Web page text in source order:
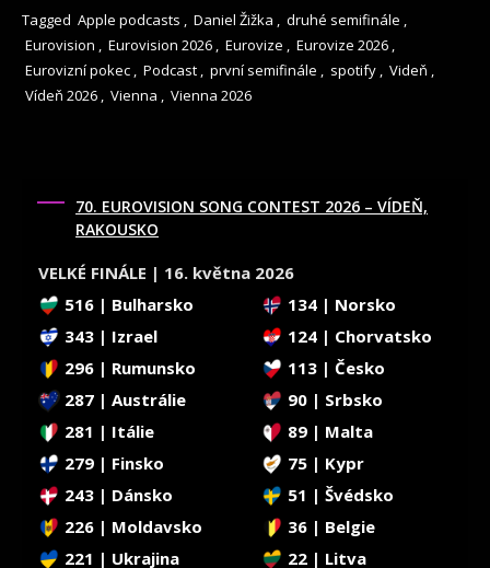
Tagged Apple podcasts Daniel Žižka druhé semifinále
Eurovision
Eurovision 2026 Eurovize Eurovize 2026
Eurovizní pokec
Podcast první semifinále spotify Videň
Vídeň 2026
Vienna Vienna 2026
70. EUROVISION SONG CONTEST 2026 – VÍDEŇ,
RAKOUSKO
VELKÉ FINÁLE | 16. května 2026
516 | Bulharsko
134 | Norsko
343 | Izrael
124 | Chorvatsko
296 | Rumunsko
113 | Česko
287 | Austrálie
90 | Srbsko
281 | Itálie
89 | Malta
279 | Finsko
75 | Kypr
243 | Dánsko
51 | Švédsko
226 | Moldavsko
36 | Belgie
221 | Ukrajina
22 | Litva